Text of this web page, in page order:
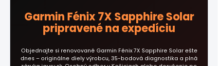
Garmin Fénix 7X Sapphire Solar
pripravené na expedíciu
Objednajte si renovované Garmin Fénix 7X Sapphire Solar ešte
dnes – originálne diely výrobcu, 35-bodová diagnostika a plná